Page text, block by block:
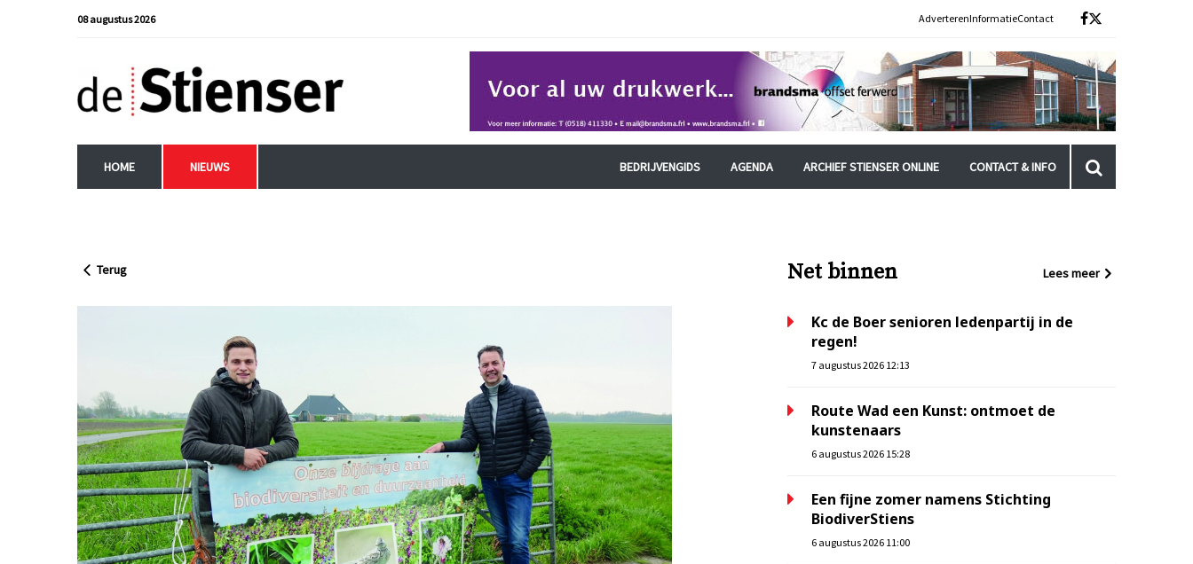
08 augustus 2026 AdverterenInformatieContact
HOME NIEUWS BEDRIJVENGIDS AGENDA ARCHIEF STIENSER ONLINE CONTACT & INFO
Terug Net binnen Lees meer
Kc de Boer senioren ledenpartij in de
regen!
7 augustus 2026 12:13
Route Wad een Kunst: ontmoet de
kunstenaars
6 augustus 2026 15:28
Een fijne zomer namens Stichting
BiodiverStiens
6 augustus 2026 11:00